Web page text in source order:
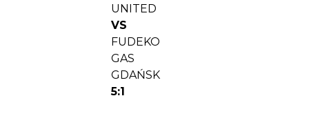
UNITED
VS
FUDEKO
GAS
GDAŃSK
5:1